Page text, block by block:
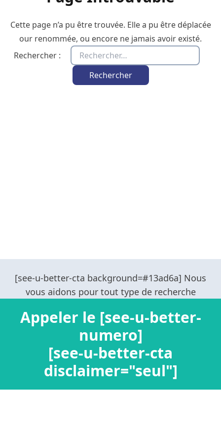
Cette page n’a pu être trouvée. Elle a pu être déplacée
our renommée, ou encore ne jamais avoir existé.
Rechercher :
Appeler le [see-u-better-
numero]
[see-u-better-cta
disclaimer="seul"]